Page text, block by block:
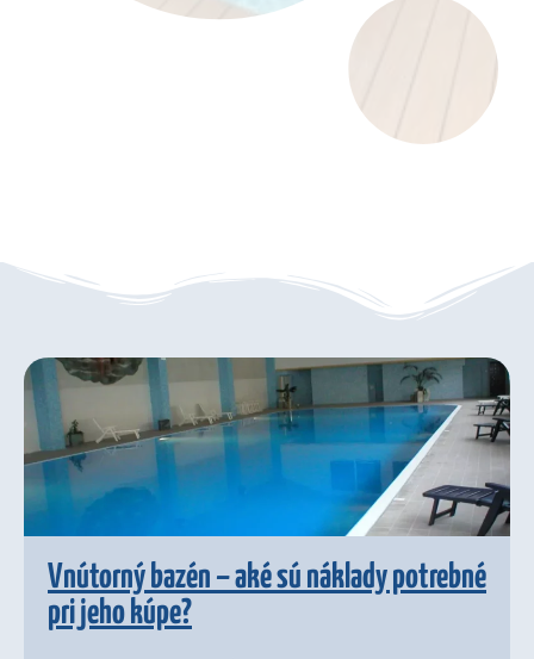
Vnútorný bazén – aké sú náklady potrebné
pri jeho kúpe?